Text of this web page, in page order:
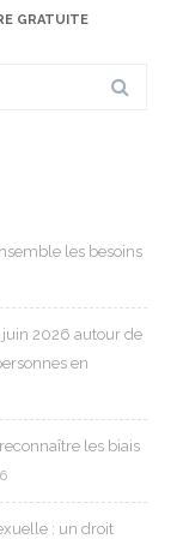
GRATUITE
les besoins
juin 2026 autour de
en
les biais
: un droit